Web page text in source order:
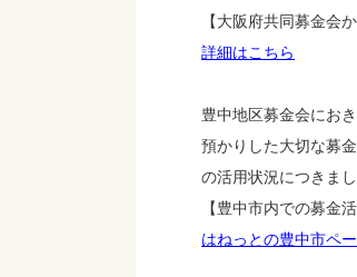
【大阪府共同募金会
詳細はこちら
豊中地区募金会にお
預かりした大切な募
の活用状況につきま
【豊中市内での募金
はねっとの豊中市ペ